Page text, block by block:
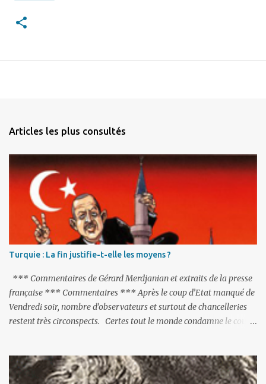
Articles les plus consultés
Turquie : La fin justifie-t-elle les moyens ?
*** Commentaires de Gérard Merdjanian et extraits de la presse
française *** Commentaires *** Après le coup d’Etat manqué de
Vendredi soir, nombre d’observateurs et surtout de chancelleries
restent très circonspects. Certes tout le monde condamne le coup
actions menées par le président Erdoğan, et pour certains sur la
réalisation du putsch lui-même.